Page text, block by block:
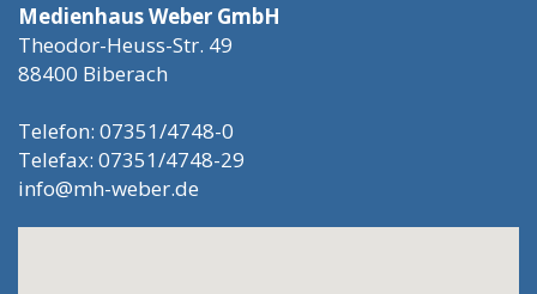
Medienhaus Weber GmbH
Theodor-Heuss-Str. 49
88400 Biberach
Telefon: 07351/4748-0
Telefax: 07351/4748-29
info@mh-weber.de